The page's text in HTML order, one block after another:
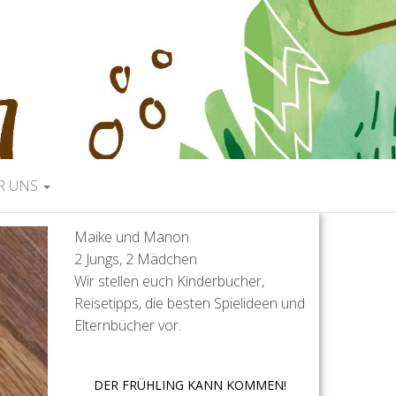
UNS
Maike und Manon
2 Jungs, 2 Mädchen
Wir stellen euch Kinderbücher,
Reisetipps, die besten Spielideen und
Elternbücher vor.
DER FRÜHLING KANN KOMMEN!